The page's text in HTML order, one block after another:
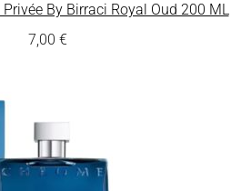
By Birraci Royal Oud 200 ML
7,00 €